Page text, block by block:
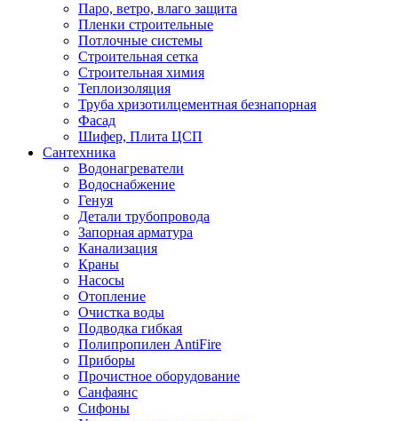
Паро, ветро, влаго защита
Пленки строительные
Потлочные системы
Строительная сетка
Строительная химия
Теплоизоляция
Труба хризотилцементная безнапорная
Фасад
Шифер, Плита ЦСП
Сантехника
Водонагреватели
Водоснабжение
Генуя
Детали трубопровода
Запорная арматура
Канализация
Краны
Насосы
Отопление
Очистка воды
Подводка гибкая
Полипропилен AntiFire
Приборы
Прочистное оборудование
Санфаянс
Сифоны